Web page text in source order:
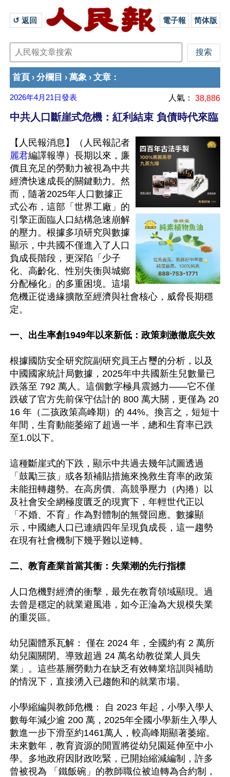
↺ 返回 電子報 简体版
首頁 › 分欄目 › 萬象 › 文章 ：
2026年4月21日發表 人氣： 38,886
中共人口斷崖式危機：紅利結束 負債時代來臨
【人民報消息】（人民報記者
麗君編譯報導）長期以來，廉
價且充足的勞動力被視為中共
經濟快速成長的關鍵動力。然
而，隨著2025年人口數據正
式公布，這部「世界工廠」的
引擎正面臨人口結構急速崩解
的壓力。根據多項研究與數據
顯示，中共國不僅進入了人口
負成長階段，更深陷「少子
化、高齡化、性別失衡與城鄉
分配極化」的多重困境。這場
危機正從邊緣擴散至經濟與社會核心，威脅長期穩
定。
一、出生率創1949年以來新低：政策刺激徹底失效
根據國防安全研究院副研究員王占璽的分析，以及
中國國家統計局數據，2025年中共國新生兒數量已
跌落至 792 萬人。這個數字極具震撼力——它不僅
跌破了官方先前保守估計的 800 萬大關，更僅為 20
16 年（二孩政策高峰期）的 44%。換言之，短短十
年間，生育動能萎縮了超過一半，總和生育率已跌
至1.0以下。
這種斷崖式的下跌，顯示中共過去幾年試圖透過
「鼓勵三孩」或各類補貼措施來挽救生育率的政策
未能扭轉趨勢。在高房價、高競爭壓力（內捲）以
及社會安全網極度匱乏的現實下，年輕世代正以
「不婚、不育」作為對體制的無聲回應。數據顯
示，中國總人口已連續四年呈現負成長，這一趨勢
在現有社會機制下幾乎難以逆轉。
二、教育產業首當其衝：失業潮的先行指標
人口危機對經濟的衝擊，最先在教育領域顯現。過
去曾是穩定的就業避風港，如今正淪為大規模失業
的重災區。
幼兒園體系瓦解： 僅在 2024 年，全國約有 2 萬所
幼兒園關閉。導致超過 24 萬名幼教從業人員失
業」。這些基層勞動力在缺乏有效轉業培訓與補助
的情況下，直接湧入已趨飽和的就業市場。
小學縮編與教師危機： 自 2023 年起，小學入學人
數每年減少逾 200 萬，2025年全國小學新生入學人
數進一步下滑至約1461萬人，較高峰期顯著萎縮。
未來數年，教育資源的閒置將從幼兒園延伸至中小
學。多地政府因財政吃緊，已開始縮減編制，許多
曾被視為 「鐵飯碗」的教師職位被迫轉為合約制，